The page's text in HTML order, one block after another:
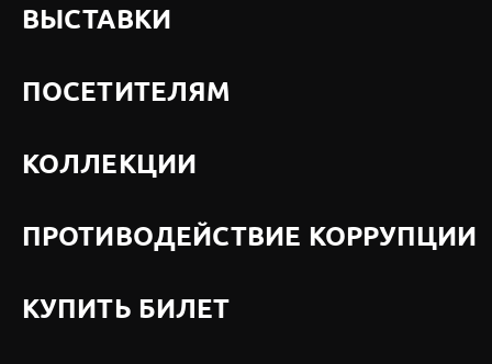
ВЫСТАВКИ
ПОСЕТИТЕЛЯМ
КОЛЛЕКЦИИ
ПРОТИВОДЕЙСТВИЕ КОРРУПЦИИ
КУПИТЬ БИЛЕТ